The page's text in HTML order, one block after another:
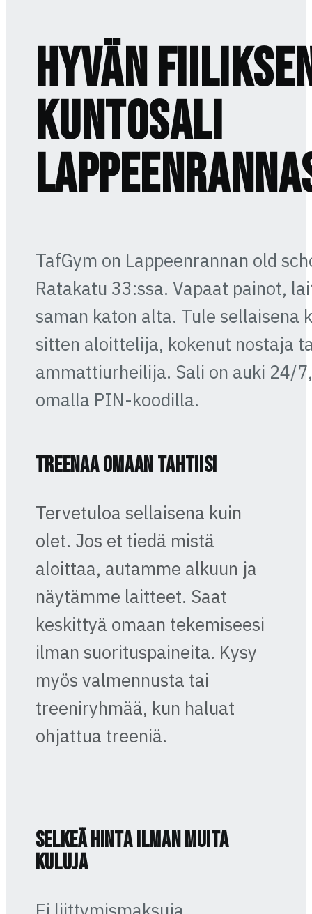
Hyvän
kuntosali
TafGym on Lappeenrannan old
Ratakatu 33:ssa. Vapaat painot,
saman katon alta. Tule sellaisena
sitten aloittelija, kokenut nostaja
ammattiurheilija. Sali on auki 24/
omalla PIN-koodilla.
Treenaa omaan tahtiisi
Tervetuloa sellaisena kuin
olet. Jos et tiedä mistä
aloittaa, autamme alkuun ja
näytämme laitteet. Saat
keskittyä omaan tekemiseesi
ilman suorituspaineita. Kysy
myös valmennusta tai
treeniryhmää, kun haluat
ohjattua treeniä.
Selkeä hinta ilman muita
kuluja